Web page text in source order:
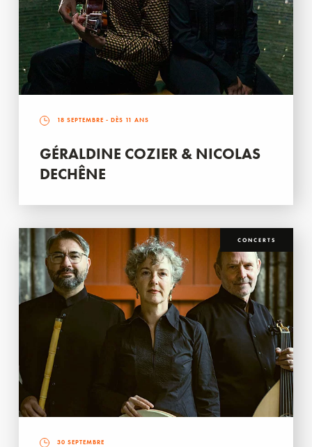
18 SEPTEMBRE - DÈS 11 ANS
GÉRALDINE COZIER & NICOLAS
DECHÊNE
CONCERTS
30 SEPTEMBRE